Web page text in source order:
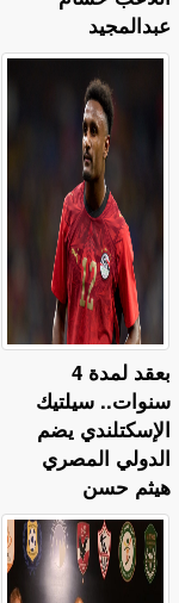
عبدالمجيد
بعقد لمدة 4
سنوات.. سيلتيك
الإسكتلندي يضم
الدولي المصري
هيثم حسن